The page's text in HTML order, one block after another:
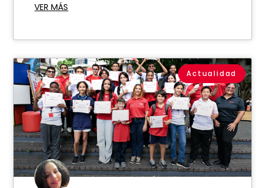
VER MÁS
Actualidad